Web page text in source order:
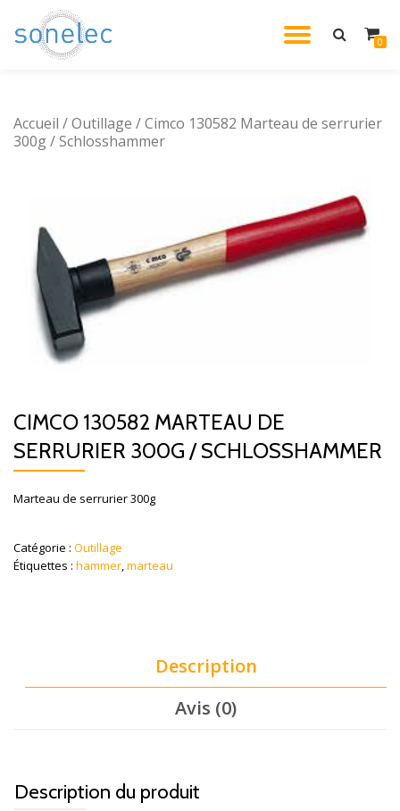
Aller
0
Accueil /Outillage / Cimco 130582 Marteau de serrurier
300g / Schlosshammer
CIMCO 130582 MARTEAU DE
SERRURIER 300G / SCHLOSSHAMMER
Marteau de serrurier 300g
Catégorie : Outillage
Étiquettes : hammer,marteau
Description
Avis (0)
Description du produit